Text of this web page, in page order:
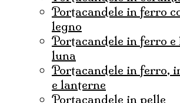
portacandele in ferro con animali in
legno
portacandele in ferro e legno sole
luna
portacandele in ferro, in ferro e legno
e lanterne
portacandele in pelle